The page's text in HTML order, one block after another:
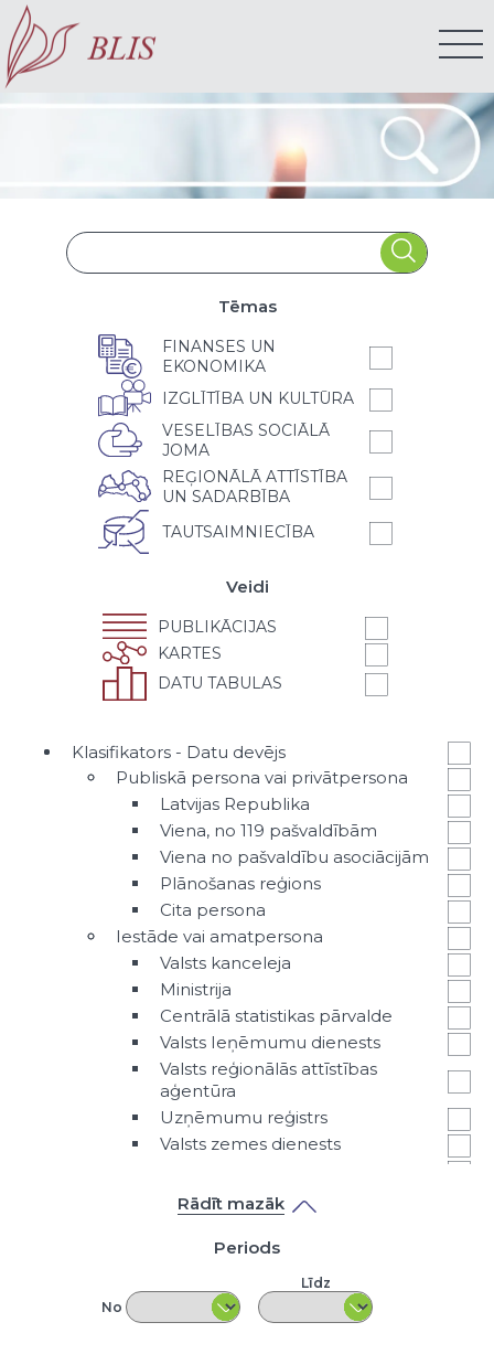
Tēmas
FINANSES UN
EKONOMIKA
IZGLĪTĪBA UN KULTŪRA
VESELĪBAS SOCIĀLĀ
JOMA
REĢIONĀLĀ ATTĪSTĪBA
UN SADARBĪBA
TAUTSAIMNIECĪBA
Veidi
PUBLIKĀCIJAS
KARTES
DATU TABULAS
Klasifikators - Datu devējs
Publiskā persona vai privātpersona
Latvijas Republika
Viena, no 119 pašvaldībām
Viena no pašvaldību asociācijām
Plānošanas reģions
Cita persona
Iestāde vai amatpersona
Valsts kanceleja
Ministrija
Centrālā statistikas pārvalde
Valsts Ieņēmumu dienests
Valsts reģionālās attīstības
aģentūra
Uzņēmumu reģistrs
Valsts zemes dienests
Cita valsts iestāde vai amatpersona
Klasifikators - Datu veids
Indikatoru tabula
Nestrukturēts pieredzes apraksts
Prezentācija
Rādīt mazāk
Periods
No
Līdz